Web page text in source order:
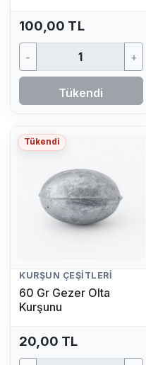
100,00 TL
- +
Tükendi
Tükendi
KURŞUN ÇEŞITLERI
60 Gr Gezer Olta
Kurşunu
20,00 TL